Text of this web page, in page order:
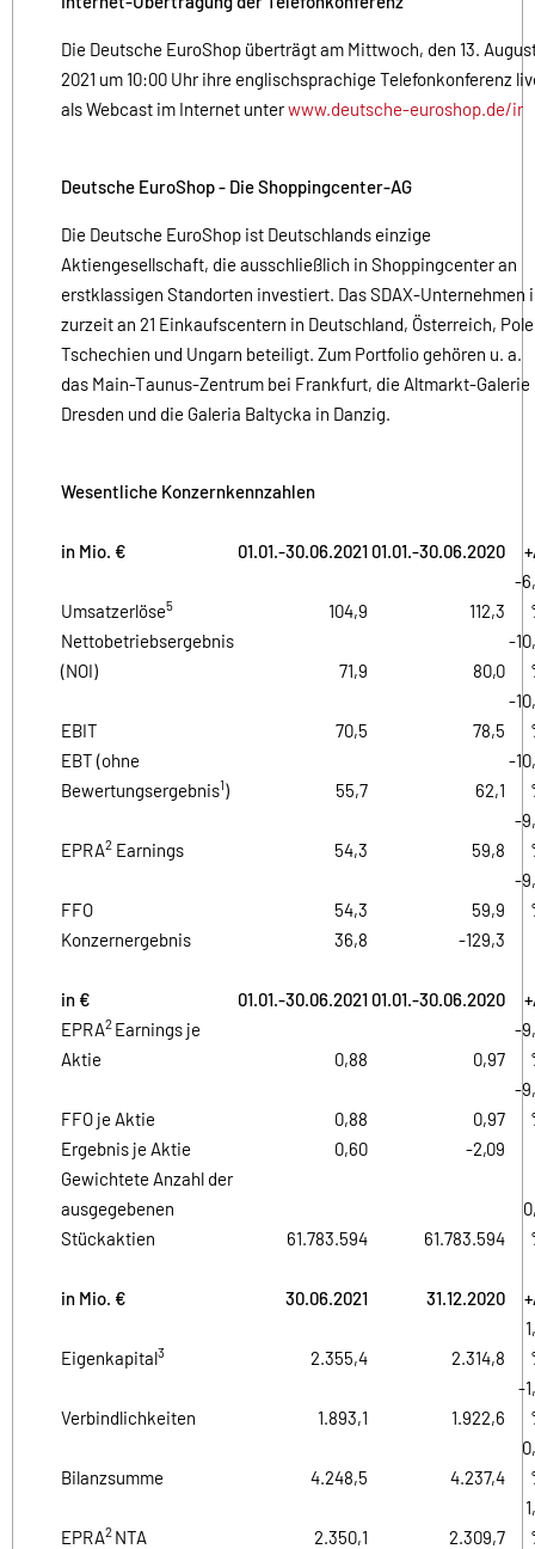
Die Deutsche EuroShop überträgt am Mittwoch, den 13.
2021 um 10:00 Uhr ihre englischsprachige Telefonkonferenz
als Webcast im Internet unterwww.deutsche-euroshop.de/ir
Deutsche EuroShop - Die Shoppingcenter-AG
Die Deutsche EuroShop ist Deutschlands einzige
Aktiengesellschaft, die ausschließlich in Shoppingcenter an
erstklassigen Standorten investiert. Das SDAX-Unternehmen
zurzeit an 21 Einkaufscentern in Deutschland, Österreich,
Tschechien und Ungarn beteiligt. Zum Portfolio gehören u. a.
das Main-Taunus-Zentrum bei Frankfurt, die Altmarkt-Galerie
Dresden und die Galeria Baltycka in Danzig.
Wesentliche Konzernkennzahlen
in Mio. € 01.01.-30.06.2021 01.01.-30.06.2020
Umsatzerlöse5 104,9 112,3
-
Nettobetriebsergebnis
(NOI)
71,9 80,0
-
EBIT 70,5 78,5
-
EBT (ohne
Bewertungsergebnis1) 55,7 62,1
-
EPRA2 Earnings 54,3 59,8
-
FFO 54,3 59,9
-
Konzernergebnis
36,8 -129,3
in € 01.01.-30.06.2021 01.01.-30.06.2020
EPRA2 Earnings je
Aktie
0,88 0,97
-
FFO je Aktie 0,88 0,97
-
Ergebnis je Aktie
0,60
-2,09
Gewichtete Anzahl der
ausgegebenen
Stückaktien
61.783.594 61.783.594
in Mio. € 30.06.2021 31.12.2020
Eigenkapital3 2.355,4 2.314,8
Verbindlichkeiten 1.893,1 1.922,6
-
Bilanzsumme 4.248,5 4.237,4
EPRA2 NTA 2.350,1 2.309,7